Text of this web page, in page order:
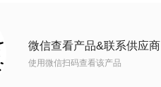
微信查看产品&联系供应商
使用微信扫码查看该产品